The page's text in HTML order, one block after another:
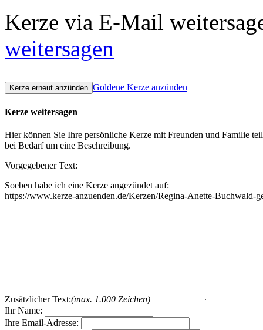
Kerze via E-Mail
weitersagen
Goldene Kerze anzünden
Kerze weitersagen
Hier können Sie Ihre persönliche Kerze mit Freunden und Familie
bei Bedarf um eine Beschreibung.
Vorgegebener Text:
Soeben habe ich eine Kerze angezündet auf:
https://www.kerze-anzuenden.de/Kerzen/Regina-Anette-Buchwald-
Zusätzlicher Text:(max. 1.000 Zeichen)
Ihr Name:
Ihre Email-Adresse: